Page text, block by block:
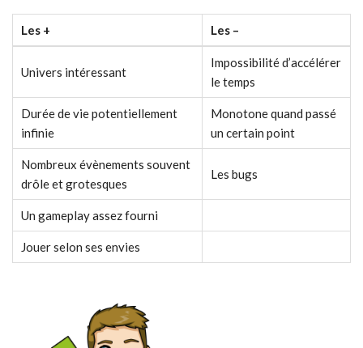
Les + Les –
Univers intéressant
Impossibilité d’accélérer
le temps
Durée de vie potentiellement
infinie
Monotone quand passé
un certain point
Nombreux évènements souvent
drôle et grotesques
Les bugs
Un gameplay assez fourni
Jouer selon ses envies